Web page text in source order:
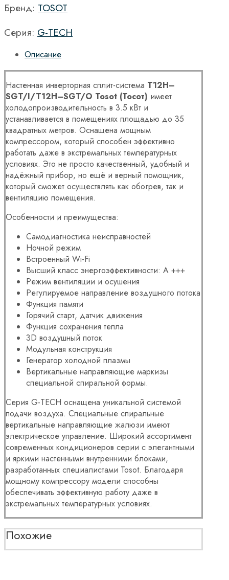
Бренд: TOSOT
Серия: G-TECH
Описание
Настенная инверторная сплит-система T12H–
SGT/I/T12H–SGT/O Tosot (Тосот) имеет
холодопроизводительность в 3.5 кВт и
устанавливается в помещениях площадью до 35
квадратных метров. Оснащена мощным
компрессором, который способен эффективно
работать даже в экстремальных температурных
условиях. Это не просто качественный, удобный и
надёжный прибор, но ещё и верный помощник,
который сможет осуществлять как обогрев, так и
вентиляцию помещения.
Особенности и преимущества:
Самодиагностика неисправностей
Ночной режим
Встроенный Wi-Fi
Высший класс энергоэффективности: A +++
Режим вентиляции и осушения
Регулируемое направление воздушного потока
Функция памяти
Горячий старт, датчик движения
Функция сохранения тепла
3D воздушный поток
Модульная конструкция
Генератор холодной плазмы
Вертикальные направляющие маркизы
специальной спиральной формы.
Серия G-TECH оснащена уникальной системой
подачи воздуха. Специальные спиральные
вертикальные направляющие жалюзи имеют
электрическое управление. Широкий ассортимент
современных кондиционеров серии с элегантными
и яркими настенными внутренними блоками,
разработанных специалистами Tosot. Благодаря
мощному компрессору модели способны
обеспечивать эффективную работу даже в
экстремальных температурных условиях.
Похожие